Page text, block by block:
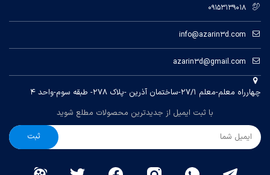
09153139018
info@azarin3d.com
azarin3d@gmail.com
چهارراه معلم-معلم ۲۷/۱-ساختمان آذرین -پلاک ۲۷۸- طبقه سوم-واحد ۴
با ثبت ایمیل از جدیدترین محصولات مطلع شوید
ثبت